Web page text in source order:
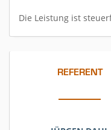
Die Leistung ist
REFERENT